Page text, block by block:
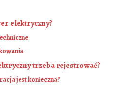
elektryczny?
trzeba rejestrować?
jest konieczna?